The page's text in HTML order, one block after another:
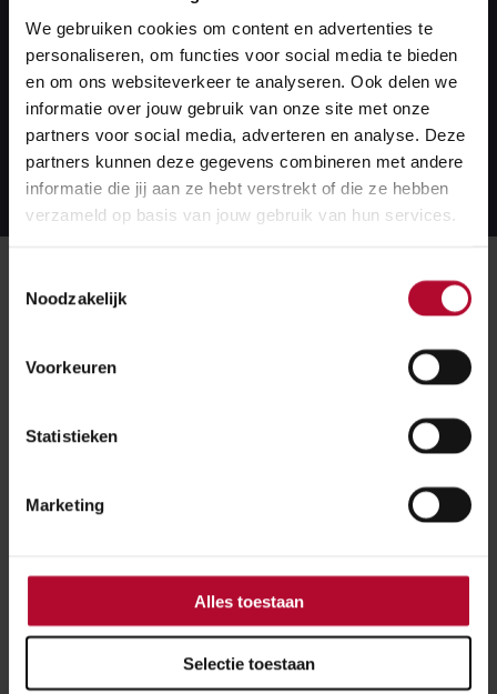
We gebruiken cookies om content en advertenties te
personaliseren, om functies voor social media te bieden
en om ons websiteverkeer te analyseren. Ook delen we
informatie over jouw gebruik van onze site met onze
partners voor social media, adverteren en analyse. Deze
partners kunnen deze gegevens combineren met andere
informatie die jij aan ze hebt verstrekt of die ze hebben
verzameld op basis van jouw gebruik van hun services.
Noodzakelijk
Voorkeuren
Statistieken
Marketing
Alles toestaan
Selectie toestaan
Nijmegen. En die groei zet in de toekomst door.
ProRail past samen met de betrokken partners het
station en het spoor in Nijmegen aan.
Lees meer over dit project
Lees
meer
over
dit